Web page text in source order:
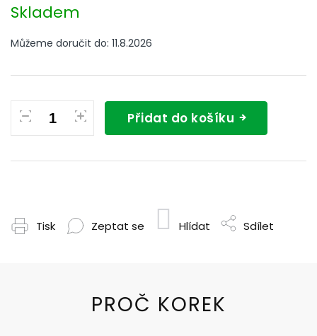
cena:
Skladem
Můžeme doručit do: 11.8.2026
Přidat do košíku
Tisk Zeptat se Hlídat Sdílet